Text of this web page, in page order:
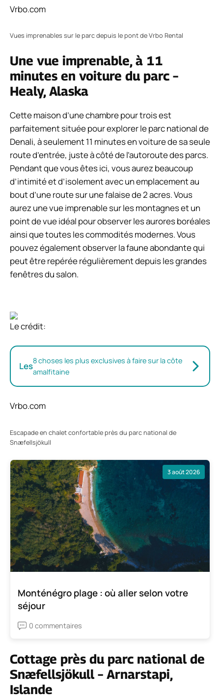
Vrbo.com
Vues imprenables sur le parc depuis le pont de Vrbo Rental
Une vue imprenable, à 11
minutes en voiture du parc –
Healy, Alaska
Cette maison d’une chambre pour trois est
parfaitement située pour explorer le parc national de
Denali, à seulement 11 minutes en voiture de sa seule
route d’entrée, juste à côté de l’autoroute des parcs.
Pendant que vous êtes ici, vous aurez beaucoup
d’intimité et d’isolement avec un emplacement au
bout d’une route sur une falaise de 2 acres. Vous
aurez une vue imprenable sur les montagnes et un
point de vue idéal pour observer les aurores boréales
ainsi que toutes les commodités modernes. Vous
pouvez également observer la faune abondante qui
peut être repérée régulièrement depuis les grandes
fenêtres du salon.
Le crédit:
Les8 choses les plus exclusives à faire sur la côte
amalfitaine
Vrbo.com
Escapade en chalet confortable près du parc national de
Snæfellsjökull
3 août 2026
Monténégro plage : où aller selon votre
séjour
0 commentaires
Cottage près du parc national de
Snæfellsjökull – Arnarstapi,
Islande